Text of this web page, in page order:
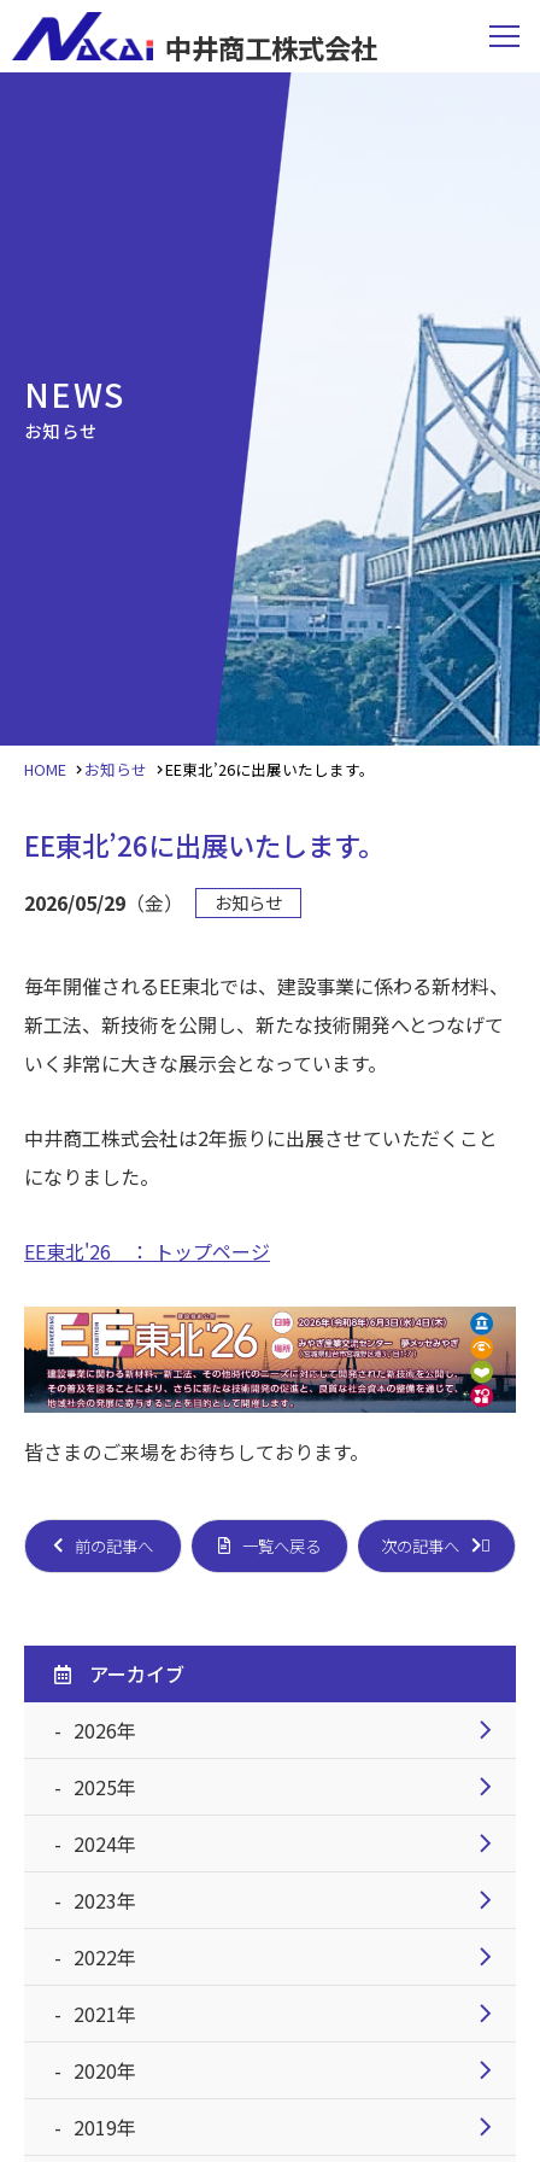
中井商工株式会社
NEWS
お知らせ
HOME お知らせ EE東北’26に出展いたします。
EE東北’26に出展いたします。
2026/05/29 （金） お知らせ
毎年開催されるEE東北では、建設事業に係わる新材料、
新工法、新技術を公開し、新たな技術開発へとつなげて
いく非常に大きな展示会となっています。
中井商工株式会社は2年振りに出展させていただくこと
になりました。
EE東北'26 ： トップページ
皆さまのご来場をお待ちしております。
前の記事へ 一覧へ戻る 次の記事へ
アーカイブ
2026年
chevron_right
2025年 chevron_right
2024年 chevron_right
2023年 chevron_right
2022年 chevron_right
2021年 chevron_right
2020年 chevron_right
2019年 chevron_right